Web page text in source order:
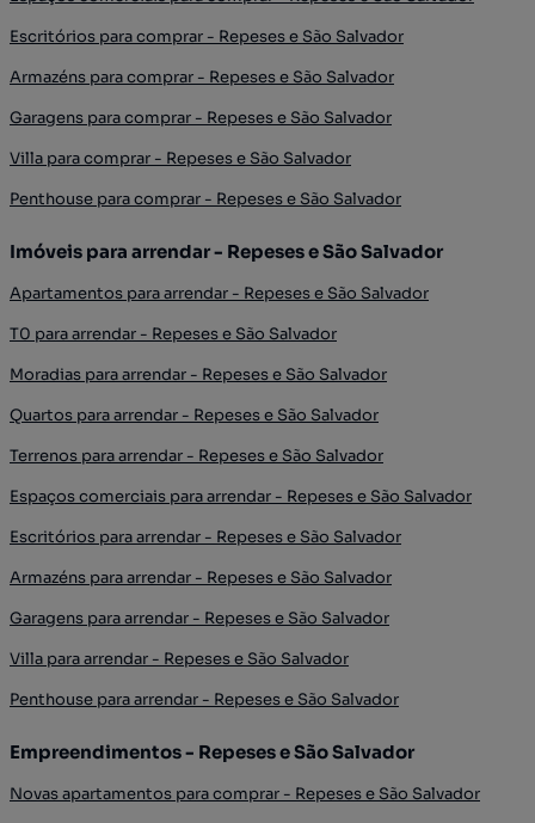
Escritórios para comprar - Repeses e São Salvador
Armazéns para comprar - Repeses e São Salvador
Garagens para comprar - Repeses e São Salvador
Villa para comprar - Repeses e São Salvador
Penthouse para comprar - Repeses e São Salvador
Imóveis para arrendar - Repeses e São Salvador
Apartamentos para arrendar - Repeses e São Salvador
T0 para arrendar - Repeses e São Salvador
Moradias para arrendar - Repeses e São Salvador
Quartos para arrendar - Repeses e São Salvador
Terrenos para arrendar - Repeses e São Salvador
Espaços comerciais para arrendar - Repeses e São Salvador
Escritórios para arrendar - Repeses e São Salvador
Armazéns para arrendar - Repeses e São Salvador
Garagens para arrendar - Repeses e São Salvador
Villa para arrendar - Repeses e São Salvador
Penthouse para arrendar - Repeses e São Salvador
Empreendimentos - Repeses e São Salvador
Novas apartamentos para comprar - Repeses e São Salvador